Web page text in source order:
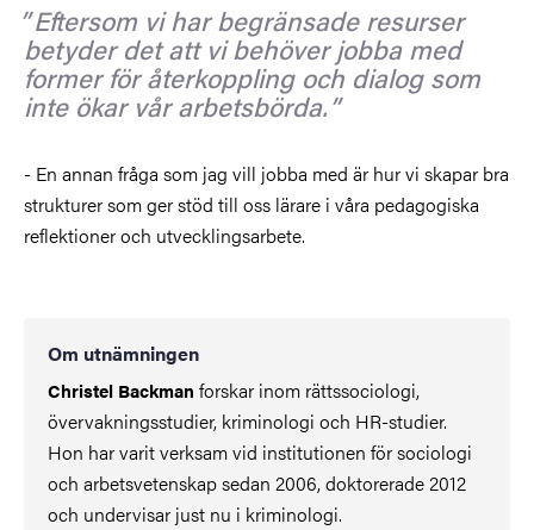
Eftersom vi har begränsade resurser
betyder det att vi behöver jobba med
former för återkoppling och dialog som
inte ökar vår arbetsbörda.
- En annan fråga som jag vill jobba med är hur vi skapar bra
strukturer som ger stöd till oss lärare i våra pedagogiska
reflektioner och utvecklingsarbete.
Om utnämningen
Christel Backman forskar inom rättssociologi,
övervakningsstudier, kriminologi och HR-studier.
Hon har varit verksam vid institutionen för sociologi
och arbetsvetenskap sedan 2006, doktorerade 2012
och undervisar just nu i kriminologi.